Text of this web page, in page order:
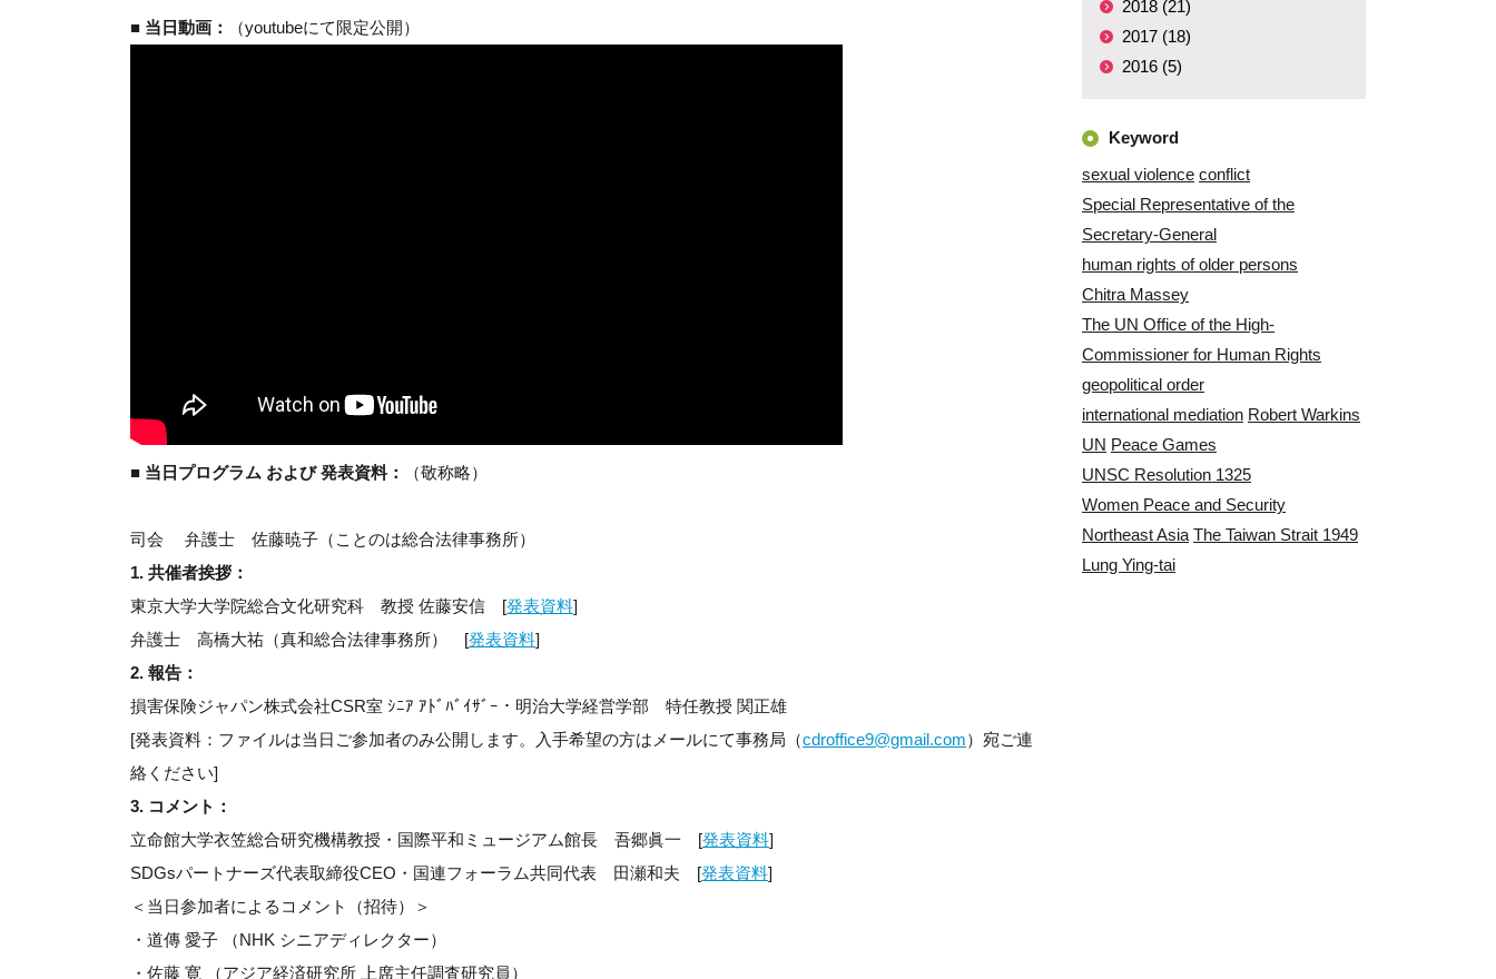
■ 当日動画： （youtubeにて限定公開）
■ 当日プログラム および 発表資料： （敬称略）
司会 弁護士 佐藤暁子（ことのは総合法律事務所）
1. 共催者挨拶：
東京大学大学院総合文化研究科 教授 佐藤安信 [発表資料]
弁護士 高橋大祐（真和総合法律事務所） [発表資料]
2. 報告：
損害保険ジャパン株式会社CSR室 ｼﾆｱ ｱﾄﾞﾊﾞｲｻﾞｰ・明治大学経営学部 特任教授 関正雄
[発表資料：ファイルは当日ご参加者のみ公開します。
入手希望の方はメールにて事務局（cdroffice9@gmail.com）宛ご連
絡ください]
3. コメント：
立命館大学衣笠総合研究機構教授・国際平和ミュージアム館長 吾郷眞一 [発表資料]
SDGsパートナーズ代表取締役CEO・国連フォーラム共同代表 田瀬和夫 [発表資料]
＜当日参加者によるコメント（招待）＞
・道傳 愛子 （NHK シニアディレクター）
・佐藤 寛 （アジア経済研究所 上席主任調査研究員）
2018 (21)
2017 (18)
2016 (5)
Keyword
sexual violence conflict
Special Representative of the
Secretary-General
human rights of older persons
Chitra Massey
The UN Office of the High-
Commissioner for Human Rights
geopolitical order
international mediation Robert Warkins
UN Peace Games
UNSC Resolution 1325
Women Peace and Security
Northeast Asia The Taiwan Strait 1949
Lung Ying-tai